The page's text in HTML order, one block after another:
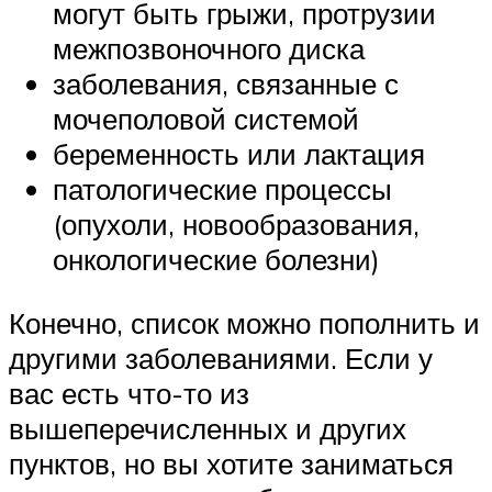
могут быть грыжи, протрузии
межпозвоночного диска
заболевания, связанные с
мочеполовой системой
беременность или лактация
патологические процессы
(опухоли, новообразования,
онкологические болезни)
Конечно, список можно пополнить и
другими заболеваниями. Если у
вас есть что-то из
вышеперечисленных и других
пунктов, но вы хотите заниматься